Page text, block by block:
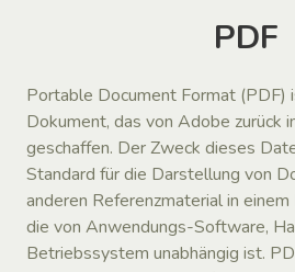
PDF
Portable Document Format (PDF)
Dokument, das von Adobe zurück
geschaffen. Der Zweck dieses
Standard für die Darstellung von
anderen Referenzmaterial in einem
die von Anwendungs-Software,
Betriebssystem unabhängig ist.